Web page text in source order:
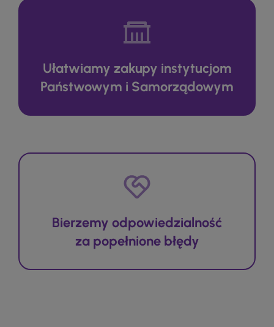
Ułatwiamy zakupy instytucjom
Państwowym i Samorządowym
Bierzemy odpowiedzialność
za popełnione błędy